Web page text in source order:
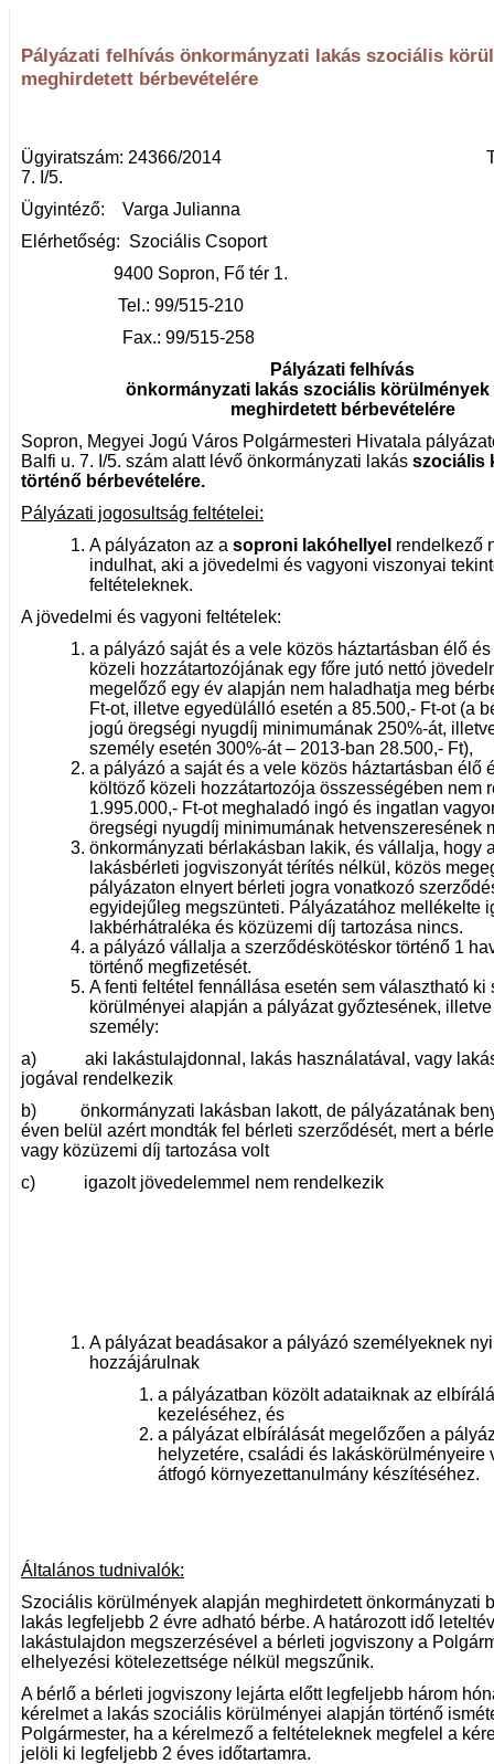
Pályázati felhívás önkormányzati lakás szociális
meghirdetett bérbevételére
Ügyiratszám: 24366/2014 Tárgy:
7. I/5.
Ügyintéző: Varga Julianna
Elérhetőség: Szociális
9400 Sopron, Fő
Tel.: 99/515-
Fax.: 99/515-258
Pályázati felhívás
önkormányzati lakás szociális körülmények
meghirdetett bérbevételére
Sopron, Megyei Jogú Város Polgármesteri Hivatala
Balfi u. 7. I/5. szám alatt lévő önkormányzati lakás szociális
történő bérbevételére.
Pályázati jogosultság feltételei:
A pályázaton az a soproni lakóhellyel rendelkező
indulhat, aki a jövedelmi és vagyoni viszonyai
feltételeknek.
A jövedelmi és vagyoni feltételek:
a pályázó saját és a vele közös háztartásban élő
közeli hozzátartozójának egy főre jutó nettó
megelőző egy év alapján nem haladhatja meg
Ft-ot, illetve egyedülálló esetén a 85.500,- Ft-ot (a
jogú öregségi nyugdíj minimumának 250%-át,
személy esetén 300%-át – 2013-ban 28.500,- Ft),
a pályázó a saját és a vele közös háztartásban élő
költöző közeli hozzátartozója összességében nem
1.995.000,- Ft-ot meghaladó ingó és ingatlan
öregségi nyugdíj minimumának hetvenszeresének
önkormányzati bérlakásban lakik, és vállalja, hogy
lakásbérleti jogviszonyát térítés nélkül, közös
pályázaton elnyert bérleti jogra vonatkozó
egyidejűleg megszünteti. Pályázatához mellékelte
lakbérhátraléka és közüzemi díj tartozása nincs.
a pályázó vállalja a szerződéskötéskor történő 1
történő megfizetését.
A fenti feltétel fennállása esetén sem választható ki
körülményei alapján a pályázat győztesének,
személy:
a) aki lakástulajdonnal, lakás használatával, vagy
jogával rendelkezik
b) önkormányzati lakásban lakott, de pályázatának
éven belül azért mondták fel bérleti szerződését, mert a
vagy közüzemi díj tartozása volt
c) igazolt jövedelemmel nem rendelkezik
A pályázat beadásakor a pályázó személyeknek
hozzájárulnak
a pályázatban közölt adataiknak az
kezeléséhez, és
a pályázat elbírálását megelőzően a
helyzetére, családi és lakáskörülményeire
átfogó környezettanulmány készítéséhez.
Általános tudnivalók:
Szociális körülmények alapján meghirdetett önkormányzati
lakás legfeljebb 2 évre adható bérbe. A határozott idő
lakástulajdon megszerzésével a bérleti jogviszony a
elhelyezési kötelezettsége nélkül megszűnik.
A bérlő a bérleti jogviszony lejárta előtt legfeljebb három
kérelmet a lakás szociális körülményei alapján történő
Polgármester, ha a kérelmező a feltételeknek megfelel a
jelöli ki legfeljebb 2 éves időtartamra.